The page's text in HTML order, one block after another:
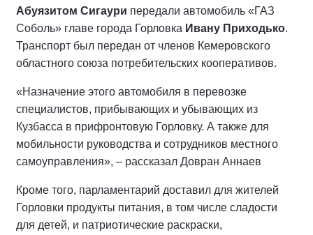
Абуязитом Сигаури передали автомобиль «ГАЗ
Соболь» главе города Горловка Ивану Приходько.
Транспорт был передан от членов Кемеровского
областного союза потребительских кооперативов.
«Назначение этого автомобиля в перевозке
специалистов, прибывающих и убывающих из
Кузбасса в прифронтовую Горловку. А также для
мобильности руководства и сотрудников местного
самоуправления», – рассказал Довран Аннаев
Кроме того, парламентарий доставил для жителей
Горловки продукты питания, в том числе сладости
для детей, и патриотические раскраски,